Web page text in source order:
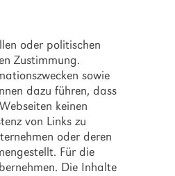
oder politischen
Zustimmung.
sowie
dazu führen, dass
keinen
von Links zu
oder deren
Für die
Die Inhalte